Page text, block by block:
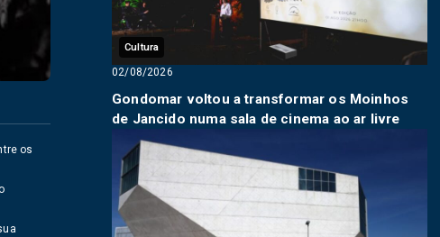
os
Cultura
02/08/2026
Gondomar voltou a transformar os Moinhos
de Jancido numa sala de cinema ao ar livre